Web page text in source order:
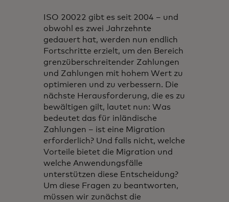
ISO 20022 gibt es seit 2004 – und
obwohl es zwei Jahrzehnte
gedauert hat, werden nun endlich
Fortschritte erzielt, um den Bereich
grenzüberschreitender Zahlungen
und Zahlungen mit hohem Wert zu
optimieren und zu verbessern. Die
nächste Herausforderung, die es zu
bewältigen gilt, lautet nun: Was
bedeutet das für inländische
Zahlungen – ist eine Migration
erforderlich? Und falls nicht, welche
Vorteile bietet die Migration und
welche Anwendungsfälle
unterstützen diese Entscheidung?
Um diese Fragen zu beantworten,
müssen wir zunächst die